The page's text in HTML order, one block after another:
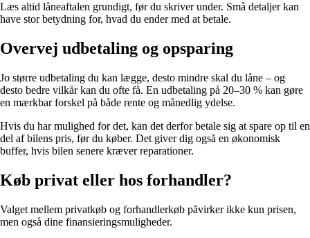
Læs altid låneaftalen grundigt, før du skriver under. Små detaljer kan
have stor betydning for, hvad du ender med at betale.
Overvej udbetaling og opsparing
Jo større udbetaling du kan lægge, desto mindre skal du låne – og
desto bedre vilkår kan du ofte få. En udbetaling på 20–30 % kan gøre
en mærkbar forskel på både rente og månedlig ydelse.
Hvis du har mulighed for det, kan det derfor betale sig at spare op til en
del af bilens pris, før du køber. Det giver dig også en økonomisk
buffer, hvis bilen senere kræver reparationer.
Køb privat eller hos forhandler?
Valget mellem privatkøb og forhandlerkøb påvirker ikke kun prisen,
men også dine finansieringsmuligheder.